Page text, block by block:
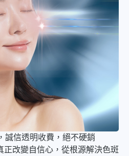
誠信透明收費，絕不硬銷
正改變自信心，從根源解決色斑